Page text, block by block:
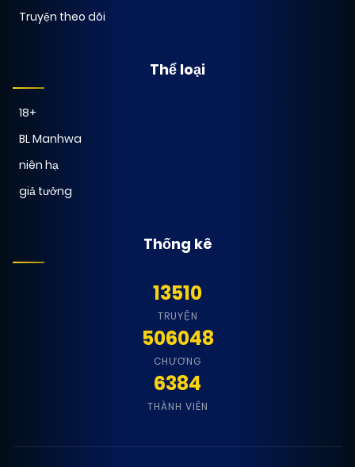
Truyện theo dõi
Thể loại
18+
BL Manhwa
niên hạ
giả tưởng
Thống kê
13510
TRUYỆN
506048
CHƯƠNG
6384
THÀNH VIÊN